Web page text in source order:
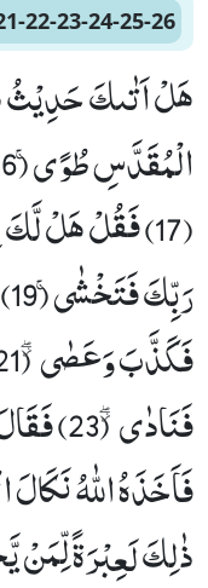
22-23-24-25-26
ذٰلِكَ لَعِبْرَةً لِّمَنْ